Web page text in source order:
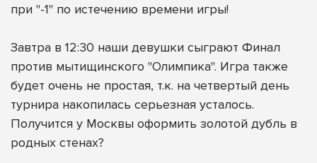
при "-1" по истечению времени игры!
Завтра в 12:30 наши девушки сыграют Финал
против мытищинского "Олимпика". Игра также
будет очень не простая, т.к. на четвертый день
турнира накопилась серьезная усталось.
Получится у Москвы оформить золотой дубль в
родных стенах?